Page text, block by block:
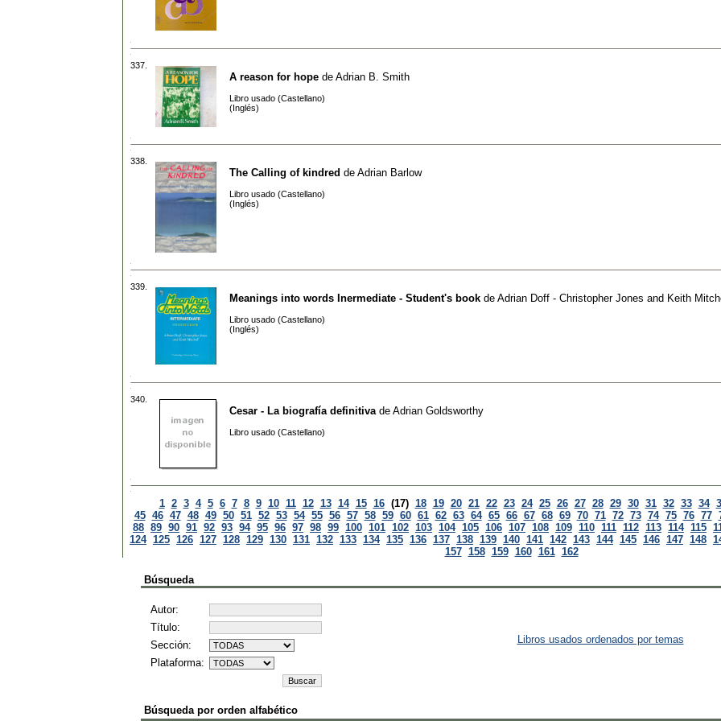
337.
A reason for hope de Adrian B. Smith
Libro usado (Castellano)
(Inglés)
338.
The Calling of kindred de Adrian Barlow
Libro usado (Castellano)
(Inglés)
339.
Meanings into words Inermediate - Student's book de Adrian Doff - Christopher Jones and Keith
Libro usado (Castellano)
(Inglés)
340.
Cesar - La biografía definitiva de Adrian Goldsworthy
Libro usado (Castellano)
1 2 3 4 5 6 7 8 9 10 11 12 13 14 15 16 (17) 18 19 20 21 22 23 24 25 26 27 28 29 30 31 32 33 34
45 46 47 48 49 50 51 52 53 54 55 56 57 58 59 60 61 62 63 64 65 66 67 68 69 70 71 72 73 74 75 76 77
88 89 90 91 92 93 94 95 96 97 98 99 100 101 102 103 104 105 106 107 108 109 110 111 112 113 114 115
124 125 126 127 128 129 130 131 132 133 134 135 136 137 138 139 140 141 142 143 144 145 146 147 148
157 158 159 160 161 162
Búsqueda
Autor:
Título:
Sección:
Plataforma:
Libros usados ordenados por temas
Búsqueda por orden alfabético